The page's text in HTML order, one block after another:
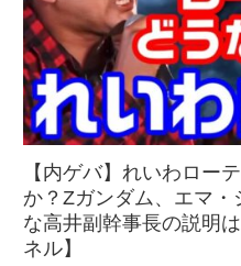
【内ゲバ】れいわロー
か？Zガンダム、エマ
な高井副幹事長の説明
ネル】